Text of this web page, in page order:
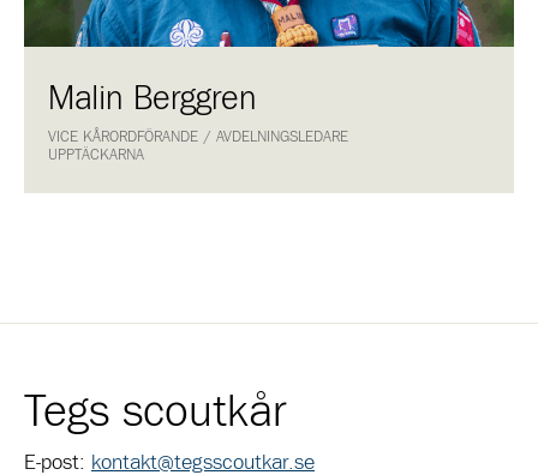
Malin Berggren
VICE KÅRORDFÖRANDE / AVDELNINGSLEDARE
UPPTÄCKARNA
Tegs scoutkår
E-post: kontakt@tegsscoutkar.se